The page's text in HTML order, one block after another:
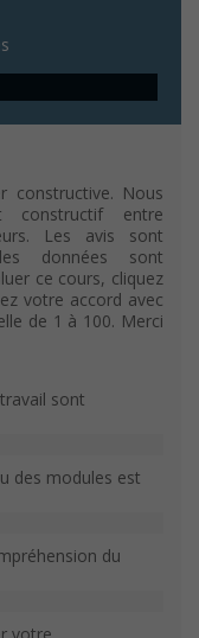
constructive. Nous
constructif entre
Les avis sont
données sont
ce cours, cliquez
votre accord avec
de 1 à 100. Merci
sont
des modules est
du
votre